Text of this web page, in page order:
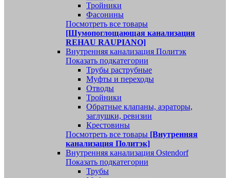
Тройники
Фасонины
Посмотреть все товары
[Шумопоглощающая канализация
REHAU RAUPIANO]
Внутренняя канализация Политэк
Показать подкатегории
Трубы раструбные
Муфты и переходы
Отводы
Тройники
Обратные клапаны, аэраторы,
заглушки, ревизии
Крестовины
Посмотреть все товары [Внутренняя
канализация Политэк]
Внутренняя канализация Ostendorf
Показать подкатегории
Трубы